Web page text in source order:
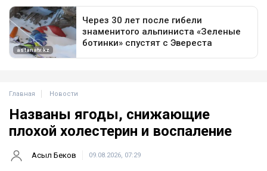
Главная Новости
Названы ягоды, снижающие
плохой холестерин и воспаление
Асыл Беков 09.08.2026, 07:29